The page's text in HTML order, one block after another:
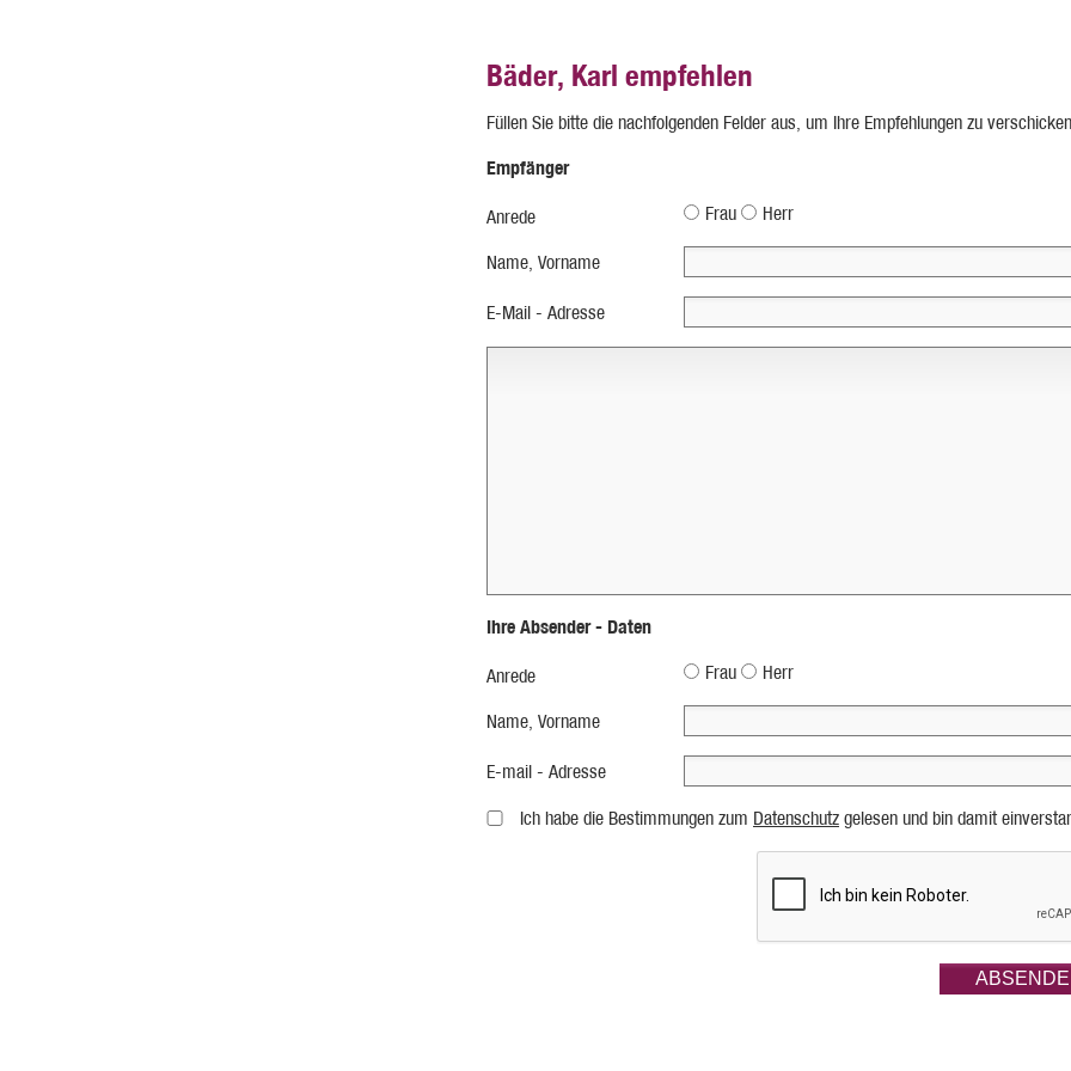
Bäder, Karl empfehlen
Füllen Sie bitte die nachfolgenden Felder aus, um Ihre Empfehlungen zu
Empfänger
Anrede Frau Herr
Name, Vorname
E-Mail - Adresse
Ihre Absender - Daten
Anrede Frau Herr
Name, Vorname
E-mail - Adresse
Ich habe die Bestimmungen zum Datenschutz gelesen und bin damit